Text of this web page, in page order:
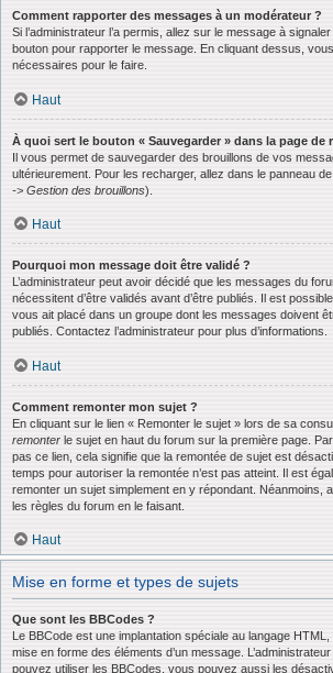
Comment rapporter des messages à un modérateur ?
Si l’administrateur l’a permis, allez sur le message à
bouton pour rapporter le message. En cliquant dessus,
nécessaires pour le faire.
Haut
À quoi sert le bouton « Sauvegarder » dans la page de
Il vous permet de sauvegarder des brouillons de vos
ultérieurement. Pour les recharger, allez dans le panneau de
-> Gestion des brouillons).
Haut
Pourquoi mon message doit être validé ?
L’administrateur peut avoir décidé que les messages du
nécessitent d’être validés avant d’être publiés. Il est
vous ait placé dans un groupe dont les messages doivent
publiés. Contactez l’administrateur pour plus d’informations.
Haut
Comment remonter mon sujet ?
En cliquant sur le lien « Remonter le sujet » lors de sa
remonter le sujet en haut du forum sur la première page.
pas ce lien, cela signifie que la remontée de sujet est
temps pour autoriser la remontée n’est pas atteint. Il est
remonter un sujet simplement en y répondant. Néanmoins,
les règles du forum en le faisant.
Haut
Mise en forme et types de sujets
Que sont les BBCodes ?
Le BBCode est une implantation spéciale au langage
mise en forme des éléments d’un message.
pouvez utiliser les BBCodes, vous pouvez aussi les